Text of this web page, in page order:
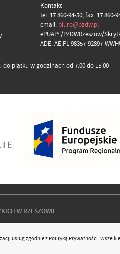
Kontakt
tel. 17 860-94-50; fax. 17 860-
email: biuro@pzdw.pl
ePUAP: /PZDWRzeszow/
ADE: AE:PL-98357-92897-
piątku w godzinach od 7.00 do 15.00
W RZESZOWIE
usług zgodnie z Polityką Prywatności.